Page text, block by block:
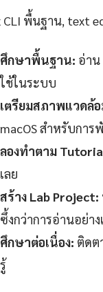
CLI พื้นฐาน, text
ศึกษาพื้นฐาน: อ่าน
ใช้ในระบบ
เตรียมสภาพแวดล้
macOS สำหรับกา
ลองทำตาม
เลย
สร้าง Lab Project:
ซึ้งกว่าการอ่านอย่าง
ศึกษาต่อเนื่อง: ติดต
รู้